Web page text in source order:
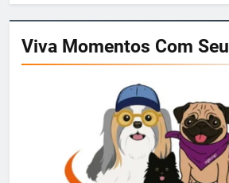
Viva Momentos Com Seu